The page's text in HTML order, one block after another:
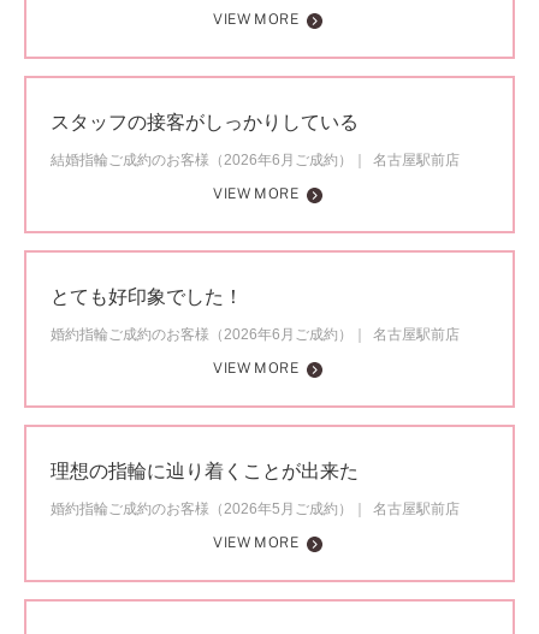
VIEW MORE
スタッフの接客がしっかりしている
結婚指輪ご成約のお客様（2026年6月ご成約）
名古屋駅前店
VIEW MORE
とても好印象でした！
婚約指輪ご成約のお客様（2026年6月ご成約）
名古屋駅前店
VIEW MORE
理想の指輪に辿り着くことが出来た
婚約指輪ご成約のお客様（2026年5月ご成約）
名古屋駅前店
VIEW MORE